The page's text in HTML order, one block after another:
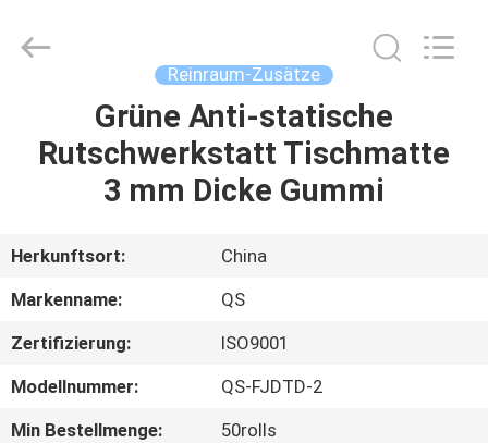
PRODUKTE
ÜBER
UNS
FABRIK-
AUSFLUG
Technology
Co.,Ltd.
Reinraum-Zusätze
Grüne Anti-statische
Rutschwerkstatt Tischmatte
3 mm Dicke Gummi
Herkunftsort:
China
Markenname:
QS
Zertifizierung:
ISO9001
Modellnummer:
QS-FJDTD-2
Min Bestellmenge:
50rolls